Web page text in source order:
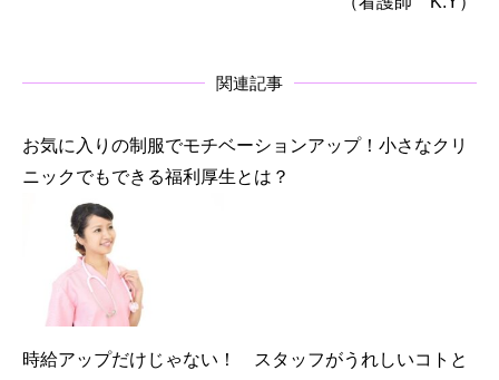
関連記事
お気に入りの制服でモチベーションアップ！小さなクリ
ニックでもできる福利厚生とは？
時給アップだけじゃない！ スタッフがうれしいコトと